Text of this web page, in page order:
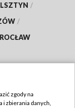
/
/
zgody na
i zbierania danych,